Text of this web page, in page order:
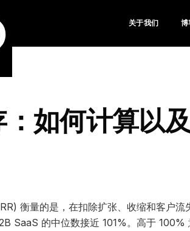
关于我们 博
如何计算以
衡量的是，在扣除扩张、收缩和客户
SaaS 的中位数接近 101%。高于 100%